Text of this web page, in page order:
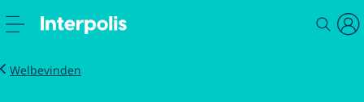
Zakelijk
Magazine
Welbevinden
Crisis de baas interview voetbalclub AZ